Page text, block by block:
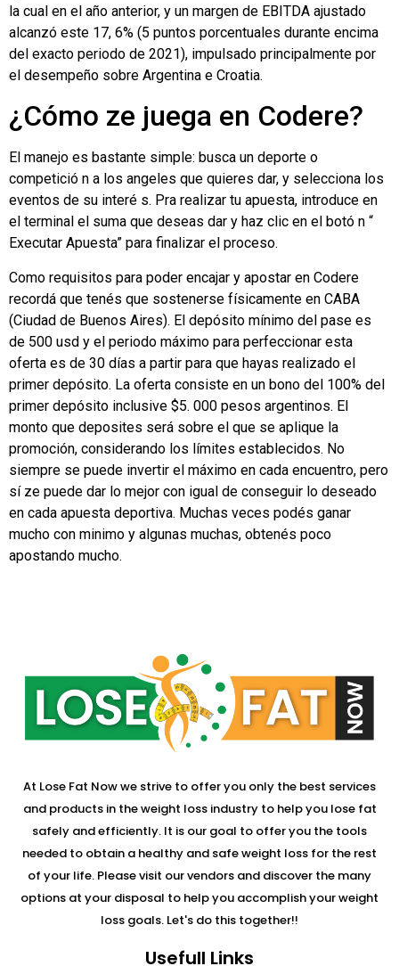
la cual en el año anterior, y un margen de EBITDA ajustado
alcanzó este 17, 6% (5 puntos porcentuales durante encima
del exacto periodo de 2021), impulsado principalmente por
el desempeño sobre Argentina e Croatia.
¿Cómo ze juega en Codere?
El manejo es bastante simple: busca un deporte o
competició n a los angeles que quieres dar, y selecciona los
eventos de su interé s. Pra realizar tu apuesta, introduce en
el terminal el suma que deseas dar y haz clic en el botó n “
Executar Apuesta” para finalizar el proceso.
Como requisitos para poder encajar y apostar en Codere
recordá que tenés que sostenerse físicamente en CABA
(Ciudad de Buenos Aires). El depósito mínimo del pase es
de 500 usd y el periodo máximo para perfeccionar esta
oferta es de 30 días a partir para que hayas realizado el
primer depósito. La oferta consiste en un bono del 100% del
primer depósito inclusive $5. 000 pesos argentinos. El
monto que deposites será sobre el que se aplique la
promoción, considerando los límites establecidos. No
siempre se puede invertir el máximo en cada encuentro, pero
sí ze puede dar lo mejor con igual de conseguir lo deseado
en cada apuesta deportiva. Muchas veces podés ganar
mucho con minimo y algunas muchas, obtenés poco
apostando mucho.
At Lose Fat Now we strive to offer you only the best services
and products in the weight loss industry to help you lose fat
safely and efficiently. It is our goal to offer you the tools
needed to obtain a healthy and safe weight loss for the rest
of your life. Please visit our vendors and discover the many
options at your disposal to help you accomplish your weight
loss goals. Let's do this together!!
Usefull Links